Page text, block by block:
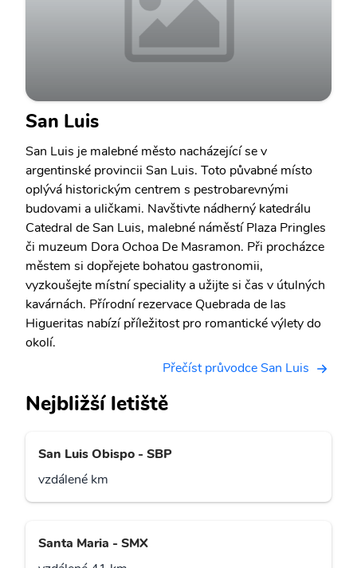
San Luis
San Luis je malebné město nacházející se v
argentinské provincii San Luis. Toto půvabné místo
oplývá historickým centrem s pestrobarevnými
budovami a uličkami. Navštivte nádherný katedrálu
Catedral de San Luis, malebné náměstí Plaza Pringles
či muzeum Dora Ochoa De Masramon. Při procházce
městem si dopřejete bohatou gastronomii,
vyzkoušejte místní speciality a užijte si čas v útulných
kavárnách. Přírodní rezervace Quebrada de las
Higueritas nabízí příležitost pro romantické výlety do
okolí.
Přečíst průvodce San Luis
Nejbližší letiště
San Luis Obispo - SBP
vzdálené km
Santa Maria - SMX